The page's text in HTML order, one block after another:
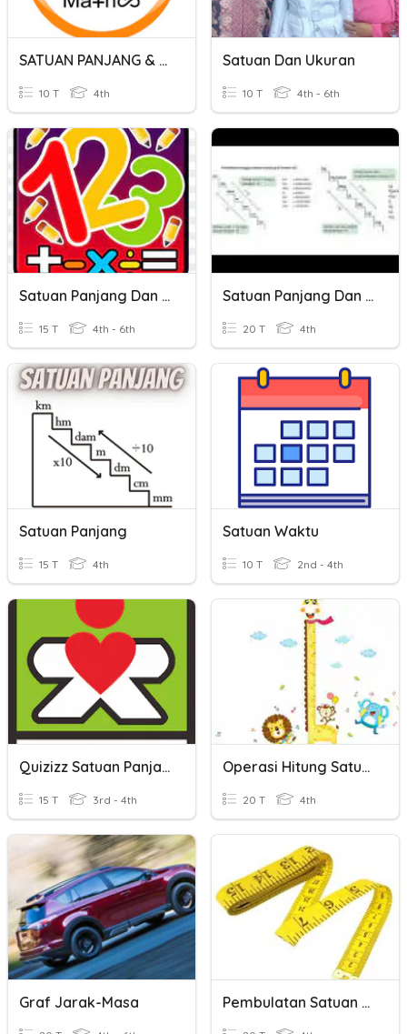
SATUAN PANJANG & SATUAN BERAT (IQ.MATHS 4)
10 T 4th
Satuan Dan Ukuran
10 T 4th - 6th
Satuan Panjang Dan Berat
15 T 4th - 6th
Satuan Panjang Dan Berat
20 T 4th
Satuan Panjang
15 T 4th
Satuan Waktu
10 T 2nd - 4th
Quizizz Satuan Panjang
15 T 3rd - 4th
Operasi Hitung Satuan Panjang
20 T 4th
Graf Jarak-Masa Pembulatan Satuan Berat Dan Panjang